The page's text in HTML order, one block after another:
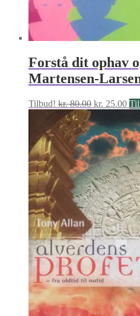
Forstå dit ophav
Martensen-
Tilbud! kr.80.00 Den
pris
var:
kr. 80.00.
kr. 25.00
pris
er:
kr.